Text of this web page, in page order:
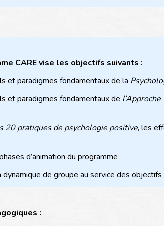
CARE vise les objectifs suivants :
et paradigmes fondamentaux de la
et paradigmes fondamentaux de l’Approche
20 pratiques de psychologie positive, les
d’animation du programme
de groupe au service des
: